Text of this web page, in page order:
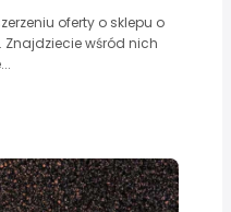
oferty o sklepu o
wśród nich